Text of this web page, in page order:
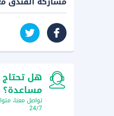
هل
مساعدة؟
تواصل معنا،
24/7